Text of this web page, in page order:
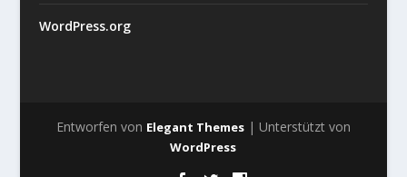
WordPress.org
Entworfen von Elegant Themes| Unterstützt von
WordPress